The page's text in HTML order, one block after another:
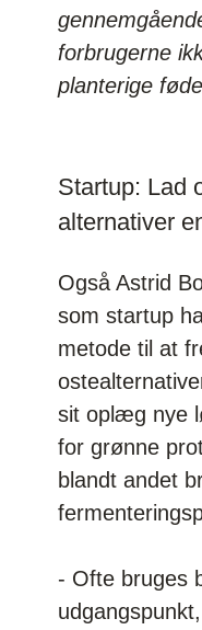
forbrugerne
planterige
Startup: Lad
alternativer
Også Astrid
som startup
metode til at
sit oplæg nye
for grønne
blandt andet
- Ofte bruges